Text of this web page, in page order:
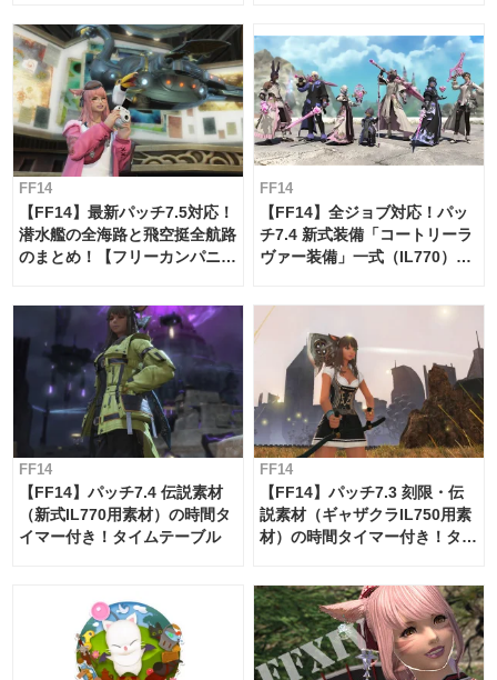
FF14
【FF14】最新パッチ7.5対応！
潜水艦の全海路と飛空挺全航路
のまとめ！【フリーカンパニ
FF14
【FF14】全ジョブ対応！パッ
チ7.4 新式装備「コートリーラ
ヴァー装備」一式（IL770）の
FF14
【FF14】パッチ7.4 伝説素材
（新式IL770用素材）の時間タ
イマー付き！タイムテーブル
FF14
【FF14】パッチ7.3 刻限・伝
説素材（ギャザクラIL750用素
材）の時間タイマー付き！タイ